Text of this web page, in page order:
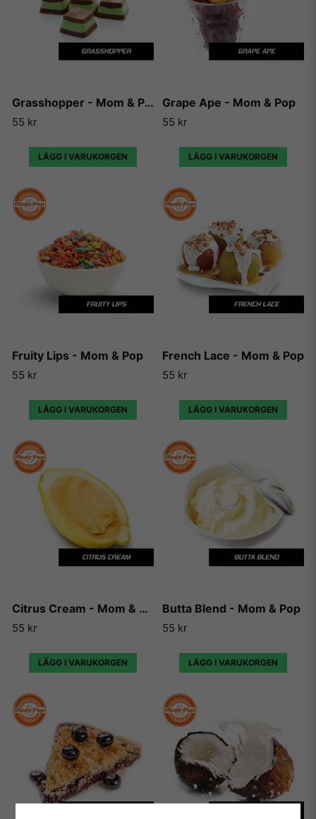
Grasshopper - Mom & Pop
55 kr
LÄGG I VARUKORGEN
Grape Ape - Mom & Pop
55 kr
LÄGG I VARUKORGEN
Fruity Lips - Mom & Pop
55 kr
LÄGG I VARUKORGEN
French Lace - Mom & Pop
55 kr
LÄGG I VARUKORGEN
Citrus Cream - Mom & Pop
55 kr
LÄGG I VARUKORGEN
Butta Blend - Mom & Pop
55 kr
LÄGG I VARUKORGEN